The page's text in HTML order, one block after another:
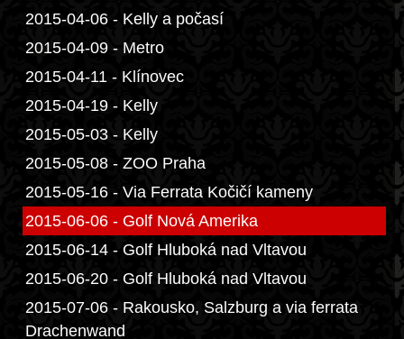
2015-04-06 - Kelly a počasí
2015-04-09 - Metro
2015-04-11 - Klínovec
2015-04-19 - Kelly
2015-05-03 - Kelly
2015-05-08 - ZOO Praha
2015-05-16 - Via Ferrata Kočičí kameny
2015-06-06 - Golf Nová Amerika
2015-06-14 - Golf Hluboká nad Vltavou
2015-06-20 - Golf Hluboká nad Vltavou
2015-07-06 - Rakousko, Salzburg a via ferrata
Drachenwand